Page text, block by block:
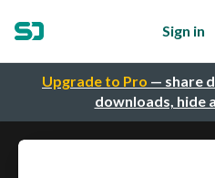
Upgrade to Pro — share
downloads, hide
Sign in